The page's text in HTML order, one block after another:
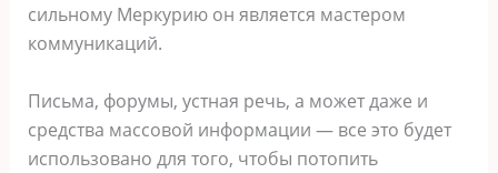
сильному Меркурию он является мастером
коммуникаций.
Письма, форумы, устная речь, а может даже и
средства массовой информации ― все это будет
использовано для того, чтобы потопить